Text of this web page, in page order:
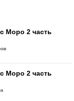
Моро 2 часть
Моро 2 часть